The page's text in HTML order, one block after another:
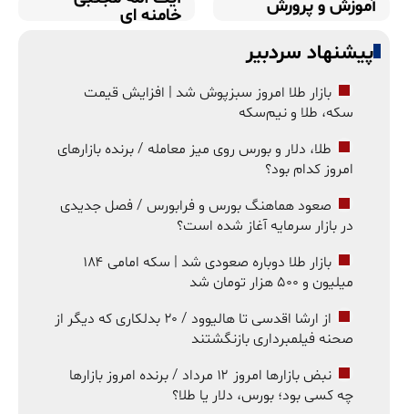
آموزش و پرورش
خامنه ای
پیشنهاد سردبیر
بازار طلا امروز سبزپوش شد | افزایش قیمت
سکه، طلا و نیم‌سکه
طلا، دلار و بورس روی میز معامله / برنده بازارهای
امروز کدام بود؟
صعود هماهنگ بورس و فرابورس / فصل جدیدی
در بازار سرمایه آغاز شده است؟
بازار طلا دوباره صعودی شد | سکه امامی ۱۸۴
میلیون و ۵۰۰ هزار تومان شد
از ارشا اقدسی تا هالیوود / ۲۰ بدلکاری که دیگر از
صحنه فیلمبرداری بازنگشتند
نبض بازارها امروز ۱۲ مرداد / برنده امروز بازارها
چه کسی بود؛ بورس، دلار یا طلا؟